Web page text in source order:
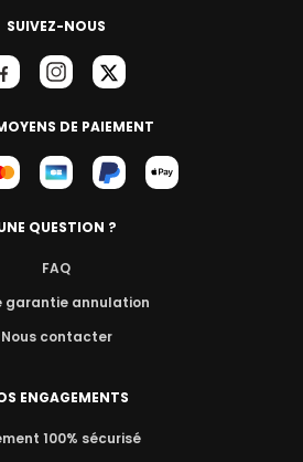
SUIVEZ-NOUS
DE PAIEMENT
QUESTION ?
FAQ
garantie annulation
Nous contacter
ENGAGEMENTS
100% sécurisé